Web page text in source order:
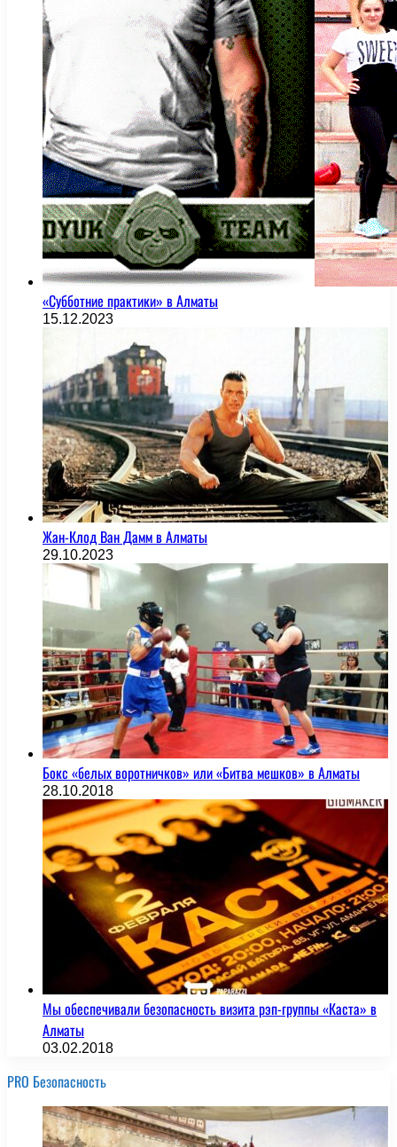
«Субботние практики» в Алматы
15.12.2023
Жан-Клод Ван Дамм в Алматы
29.10.2023
Бокс «белых воротничков» или «Битва мешков» в Алматы
28.10.2018
Мы обеспечивали безопасность визита рэп-группы «Каста» в
Алматы
03.02.2018
PRO Безопасность